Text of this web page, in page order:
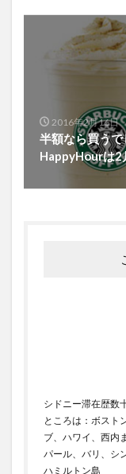
2016年2月16日
半額なら買う
HappyHourは2
シドニー滞在歴数
ところは：ボスト
ブ、ハワイ、西内
パール、バリ、シ
ハミルトン島